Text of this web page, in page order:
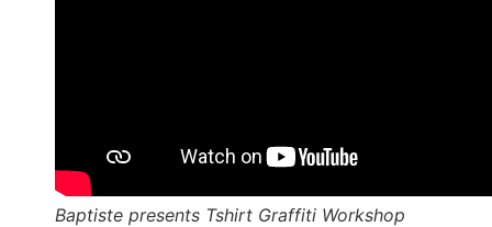
Baptiste presents Tshirt Graffiti Workshop